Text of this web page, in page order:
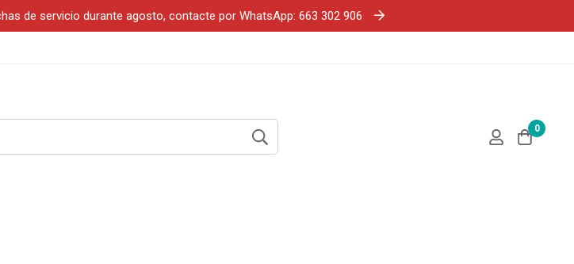
de servicio durante agosto, contacte por WhatsApp: 663 302 906
0